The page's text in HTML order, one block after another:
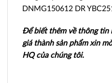
DNMG150612 DR
Để biết thêm về thông tin
giá thành sản phẩm xin
HQ của chúng tôi.